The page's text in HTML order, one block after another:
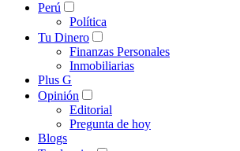
Perú
Política
Tu Dinero
Finanzas Personales
Inmobiliarias
Plus G
Opinión
Editorial
Pregunta de hoy
Blogs